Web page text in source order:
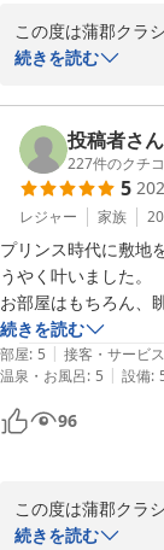
ご滞在中、当館の
きの彩りとなりま
今後も皆様の記念
より良いサービス
またお越しいたた
す。
蒲郡クラシックホ
蒲郡クラシックホ
2025-12-09
趣や歴史ではなくシ
ン等、今のホテル
また、廊下ですれ違
ウンジを利用とした
てしまったのは改善
ホテルの持つ雰囲気
し、刻々と変わる竹
期待しすぎたかな…
（もちろん、私がこ
然ありますが）
この度は蒲郡クラ
ございます。
また丁寧で貴重な
す。
以前より気に留め
館をお選びいただ
歴史ある建物や庭
戴し、大変光栄に
公共交通機関をご
立てたようで、何
一方で、お部屋の
質に関するご指摘
担当者によって
タッフ教育の徹底
に努めてまいります
続きを読む
投稿者さん
227件のクチ
5
レジャー 家族
プリンス時代に敷地
うやく叶いました。
お部屋はもちろん、
の数々、すべてに満
六角堂の鉄板焼きも
※一点だけ。チェッ
面台の水栓の付け根
続きを読む
部屋: 5 | 接客・サービス
温泉・お風呂: 5 | 設備:
96
この度は蒲郡クラ
ございます。
続きを読む